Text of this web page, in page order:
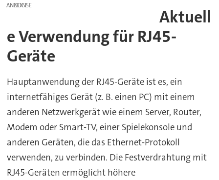
ANZEIGE
Aktuell
e Verwendung für RJ45-
Geräte
Hauptanwendung der RJ45-Geräte ist es, ein
internetfähiges Gerät (z. B. einen PC) mit einem
anderen Netzwerkgerät wie einem Server, Router,
Modem oder Smart-TV, einer Spielekonsole und
anderen Geräten, die das Ethernet-Protokoll
verwenden, zu verbinden. Die Festverdrahtung mit
RJ45-Geräten ermöglicht höhere